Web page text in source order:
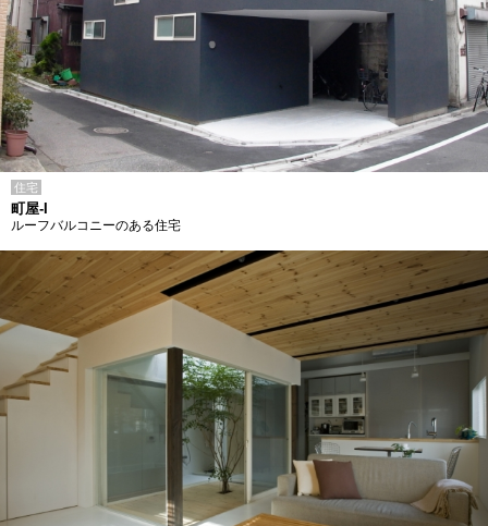
住宅
町屋-I
ルーフバルコニーのある住宅